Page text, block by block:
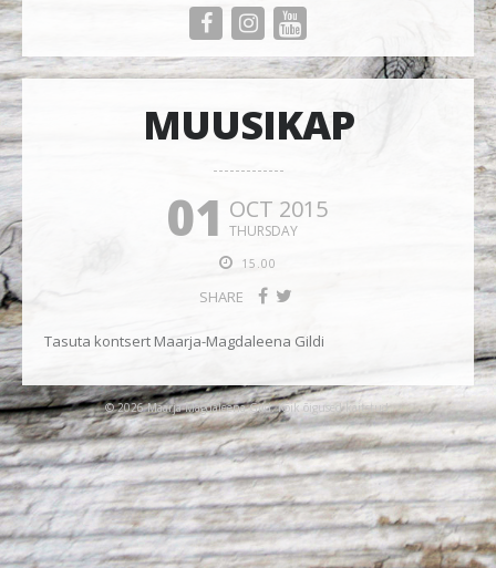
MUUSIKAP
01 OCT 2015
THURSDAY
15.00
SHARE
Tasuta kontsert Maarja-Magdaleena Gildi
© 2026 Maarja-Magdaleena Gild. Kõik õigused kaitstud.